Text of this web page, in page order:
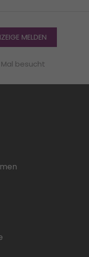
MELDEN
Mal besucht